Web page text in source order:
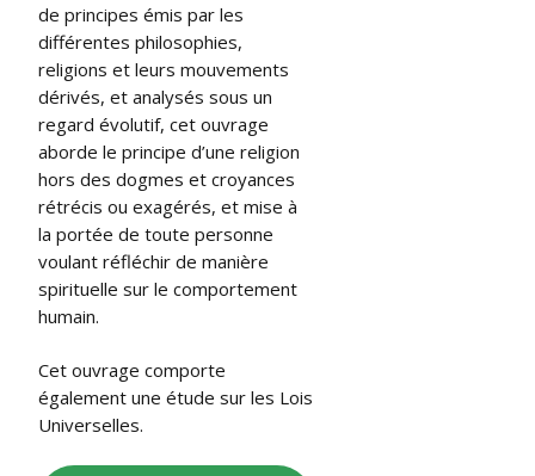
de principes émis par les
différentes philosophies,
religions et leurs mouvements
dérivés, et analysés sous un
regard évolutif, cet ouvrage
aborde le principe d’une religion
hors des dogmes et croyances
rétrécis ou exagérés, et mise à
la portée de toute personne
voulant réfléchir de manière
spirituelle sur le comportement
humain.
Cet ouvrage comporte
également une étude sur les Lois
Universelles.